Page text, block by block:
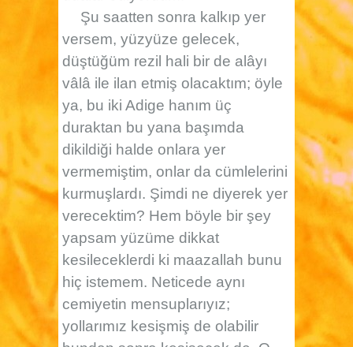
Şu saatten sonra kalkıp yer
versem, yüzyüze gelecek,
düştüğüm rezil hali bir de alâyı
vâlâ ile ilan etmiş olacaktım; öyle
ya, bu iki Adige hanım üç
duraktan bu yana başımda
dikildiği halde onlara yer
vermemiştim, onlar da cümlelerini
kurmuşlardı. Şimdi ne diyerek yer
verecektim? Hem böyle bir şey
yapsam yüzüme dikkat
kesileceklerdi ki maazallah bunu
hiç istemem. Neticede aynı
cemiyetin mensuplarıyız;
yollarımız kesişmiş de olabilir